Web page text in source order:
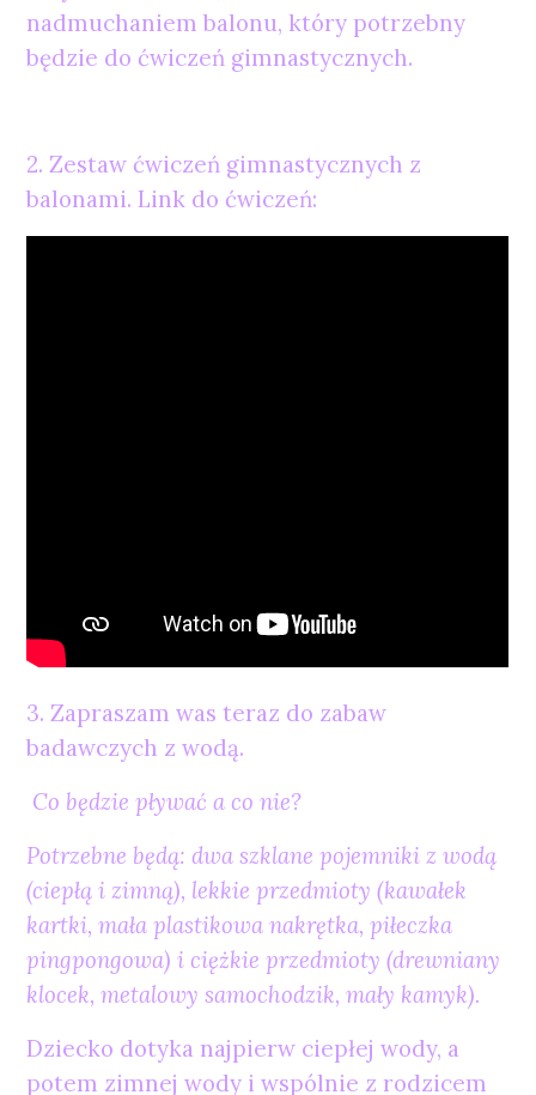
nadmuchaniem balonu, który potrzebny
będzie do ćwiczeń gimnastycznych.
2. Zestaw ćwiczeń gimnastycznych z
balonami. Link do ćwiczeń:
3. Zapraszam was teraz do zabaw
badawczych z wodą.
Co będzie pływać a co nie?
Potrzebne będą: dwa szklane pojemniki z wodą
(ciepłą i zimną), lekkie przedmioty (kawałek
kartki, mała plastikowa nakrętka, piłeczka
pingpongowa) i ciężkie przedmioty (drewniany
klocek, metalowy samochodzik, mały kamyk).
Dziecko dotyka najpierw ciepłej wody, a
potem zimnej wody i wspólnie z rodzicem